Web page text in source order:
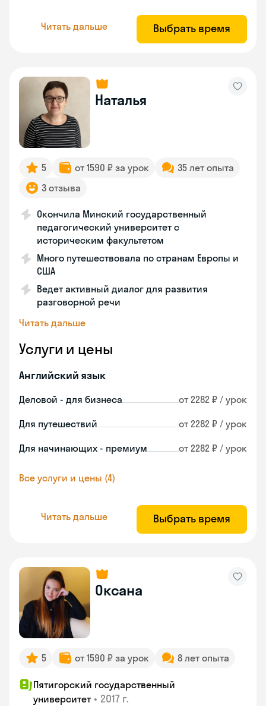
Читать дальше Выбрать время
Наталья
5 от 1590 ₽ за урок
35 лет опыта
3 отзыва
Окончила Минский государственный
педагогический университет с
историческим факультетом
Много путешествовала по странам Европы и
США
Ведет активный диалог для развития
разговорной речи
Читать дальше
Услуги и цены
Английский язык
Деловой - для бизнеса от 2282 ₽ / урок
Для путешествий от 2282 ₽ / урок
Для начинающих - премиум от 2282 ₽ / урок
Все услуги и цены (4)
Читать дальше Выбрать время
Оксана
5 от 1590 ₽ за урок 8 лет опыта
Пятигорский государственный
университет • 2017 г.